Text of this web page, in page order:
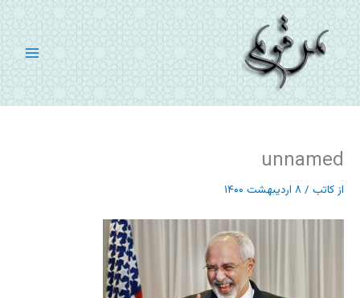
پرش
به
محتوا
unnamed
از کاتب /۸ اردیبهشت ۱۴۰۰